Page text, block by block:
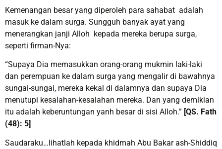
Kemenangan besar yang diperoleh para sahabat adalah
masuk ke dalam surga. Sungguh banyak ayat yang
menerangkan janji Alloh kepada mereka berupa surga,
seperti firman-Nya:
“Supaya Dia memasukkan orang-orang mukmin laki-laki
dan perempuan ke dalam surga yang mengalir di bawahnya
sungai-sungai, mereka kekal di dalamnya dan supaya Dia
menutupi kesalahan-kesalahan mereka. Dan yang demikian
itu adalah keberuntungan yanh besar di sisi Alloh.” [QS. Fath
(48): 5]
Saudaraku…lihatlah kepada khidmah Abu Bakar ash-Shiddiq